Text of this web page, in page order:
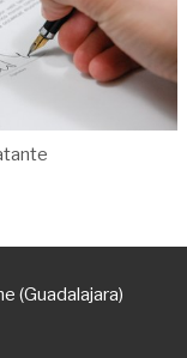
(Guadalajara)